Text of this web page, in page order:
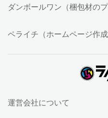
ダンボールワン（梱包材の
ペライチ（ホームページ作
運営会社について